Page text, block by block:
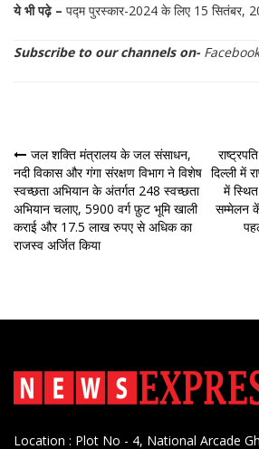
ये भी पढ़े – पद्म पुरस्कार-2024 के लिए 15 सितंबर,
Subscribe to our channels on- Facebook
पोस्ट
नेविगेशन
जल शक्ति मंत्रालय के जल संसाधन,
नदी विकास और गंगा संरक्षण विभाग ने विशेष
स्वच्छता अभियान के अंतर्गत 248 स्वच्छता
अभियान चलाए, 5900 वर्ग फ़ुट भूमि खाली
कराई और 17.5 लाख रुपए से अधिक का
राजस्व अर्जित किया
दिल्ली में
में
सम्मेलन
Location : Plot No - 4, National Arcade